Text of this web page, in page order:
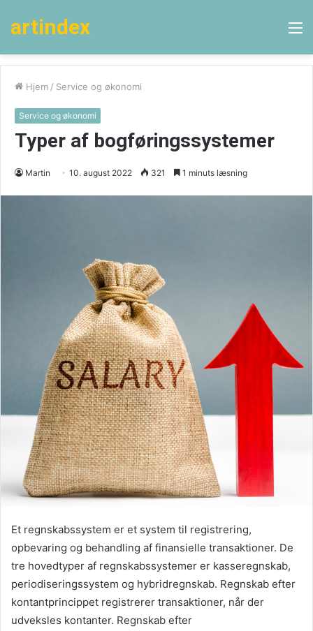
artindex
Hjem / Service og økonomi
Service og økonomi
Typer af bogføringssystemer
Martin 10. august 2022 321 1 minuts læsning
Et regnskabssystem er et system til registrering,
opbevaring og behandling af finansielle transaktioner. De
tre hovedtyper af regnskabssystemer er kasseregnskab,
periodiseringssystem og hybridregnskab. Regnskab efter
kontantprincippet registrerer transaktioner, når der
udveksles kontanter. Regnskab efter